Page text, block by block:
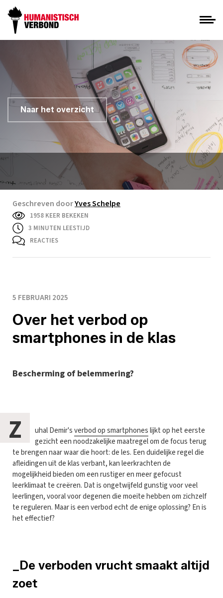
Naar het overzicht
Geschreven doorYves Schelpe
1958 KEER BEKEKEN
3 MINUTEN LEESTIJD
REACTIES
5 FEBRUARI 2025
Over het verbod op
smartphones in de klas
Bescherming of belemmering?
Z uhal Demir'sverbod op smartphoneslijkt op het eerste
gezicht een noodzakelijke maatregel om de focus terug
te brengen naar waar die hoort: de les. Een duidelijke regel die
afleidingen uit de klas verbant, kan leerkrachten de
mogelijkheid bieden om een rustiger en meer gefocust
leerklimaat te creëren. Dat is ongetwijfeld gunstig voor veel
leerlingen, vooral voor degenen die moeite hebben om zichzelf
te reguleren. Maar is een verbod echt de enige oplossing? En is
het effectief?
_De verboden vrucht smaakt altijd
zoet